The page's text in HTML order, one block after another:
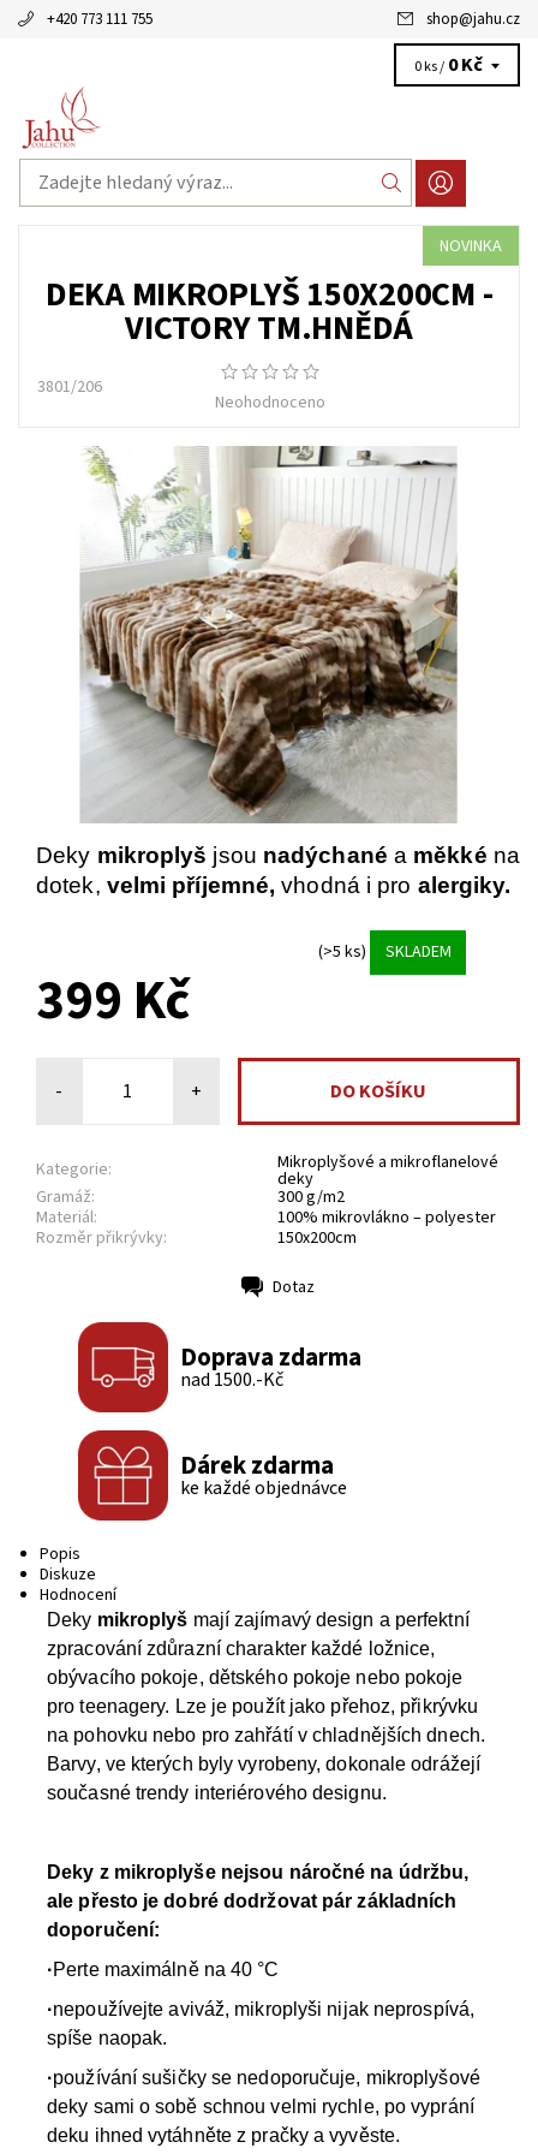
+420 773 111 755 shop@jahu.cz
0 ks / 0 Kč
NOVINKA
DEKA MIKROPLYŠ 150X200CM -
VICTORY TM.HNĚDÁ
3801/206
Neohodnoceno
Deky mikroplyš jsou nadýchané a měkké na
dotek, velmi příjemné, vhodná i pro alergiky.
(>5 ks) SKLADEM
399 Kč
- +
Kategorie: Mikroplyšové a mikroflanelové
deky
Gramáž:
300 g/m2
Materiál:
100% mikrovlákno – polyester
Rozměr přikrývky:
150x200cm
Dotaz
Doprava zdarma
nad 1500.-Kč
Dárek zdarma
ke každé objednávce
Popis
Diskuze
Hodnocení
Deky mikroplyš mají zajímavý design a perfektní
zpracování zdůrazní charakter každé ložnice,
obývacího pokoje, dětského pokoje nebo pokoje
pro teenagery. Lze je použít jako přehoz, přikrývku
na pohovku nebo pro zahřátí v chladnějších dnech.
Barvy, ve kterých byly vyrobeny, dokonale odrážejí
současné trendy interiérového designu.
Deky z mikroplyše nejsou náročné na údržbu,
ale přesto je dobré dodržovat pár základních
doporučení:
·Perte maximálně na 40 °C
·nepoužívejte aviváž, mikroplyši nijak neprospívá,
spíše naopak.
·používání sušičky se nedoporučuje, mikroplyšové
deky sami o sobě schnou velmi rychle, po vyprání
deku ihned vytáhněte z pračky a vyvěste.